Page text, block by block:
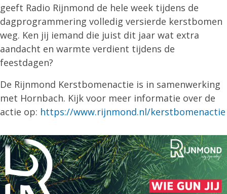
geeft Radio Rijnmond de hele week tijdens de
dagprogrammering volledig versierde kerstbomen
weg. Ken jij iemand die juist dit jaar wat extra
aandacht en warmte verdient tijdens de
feestdagen?
De Rijnmond Kerstbomenactie is in samenwerking
met Hornbach. Kijk voor meer informatie over de
actie op: https://www.rijnmond.nl/kerstbomenactie